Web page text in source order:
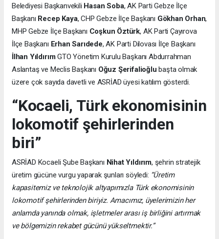
Belediyesi Başkanvekili Hasan Soba, AK Parti Gebze İlçe
Başkanı Recep Kaya, CHP Gebze İlçe Başkanı Gökhan Orhan,
MHP Gebze İlçe Başkanı Coşkun Öztürk, AK Parti Çayırova
İlçe Başkanı Erhan Sarıdede, AK Parti Dilovası İlçe Başkanı
İlhan YıldırımGTO Yönetim Kurulu Başkanı Abdurrahman
Aslantaş ve Meclis Başkanı Oğuz Şerifalioğlu başta olmak
üzere çok sayıda davetli ve ASRİAD üyesi katılım gösterdi.
“Kocaeli, Türk ekonomisinin
lokomotif şehirlerinden
biri”
ASRİAD Kocaeli Şube Başkanı Nihat Yıldırım, şehrin stratejik
üretim gücüne vurgu yaparak şunları söyledi: “Üretim
kapasitemiz ve teknolojik altyapımızla Türk ekonomisinin
lokomotif şehirlerinden biriyiz. Amacımız, üyelerimizin her
anlamda yanında olmak, işletmeler arası iş birliğini artırmak
ve bölgemizin rekabet gücünü yükseltmektir.”